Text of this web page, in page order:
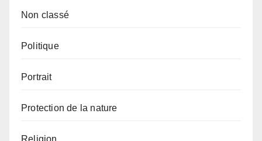
Non classé
Politique
Portrait
Protection de la nature
Religion